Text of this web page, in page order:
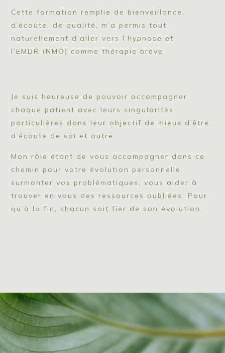
Cette formation remplie de bienveillance,
d’écoute, de qualité, m’a permis tout
naturellement d’aller vers l’hypnose et
l’EMDR (NMO) comme thérapie brève.
Je suis heureuse de pouvoir accompagner
chaque patient avec leurs singularités
particulières dans leur objectif de mieux d’être,
d’écoute de soi et autre.
Mon rôle étant de vous accompagner dans ce
chemin pour votre évolution personnelle,
surmonter vos problématiques, vous aider à
trouver en vous des ressources oubliées. Pour
qu’à la fin, chacun soit fier de son évolution.